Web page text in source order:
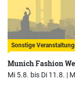
Sonstige
Munich Fashion
Mi 5.8. bis Di 11.8. |